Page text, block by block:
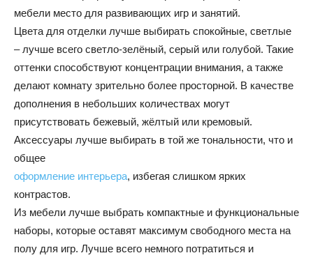
мебели место для развивающих игр и занятий.
Цвета для отделки лучше выбирать спокойные, светлые
– лучше всего светло-зелёный, серый или голубой. Такие
оттенки способствуют концентрации внимания, а также
делают комнату зрительно более просторной. В качестве
дополнения в небольших количествах могут
присутствовать бежевый, жёлтый или кремовый.
Аксессуары лучше выбирать в той же тональности, что и
общее
оформление интерьера, избегая слишком ярких
контрастов.
Из мебели лучше выбрать компактные и функциональные
наборы, которые оставят максимум свободного места на
полу для игр. Лучше всего немного потратиться и